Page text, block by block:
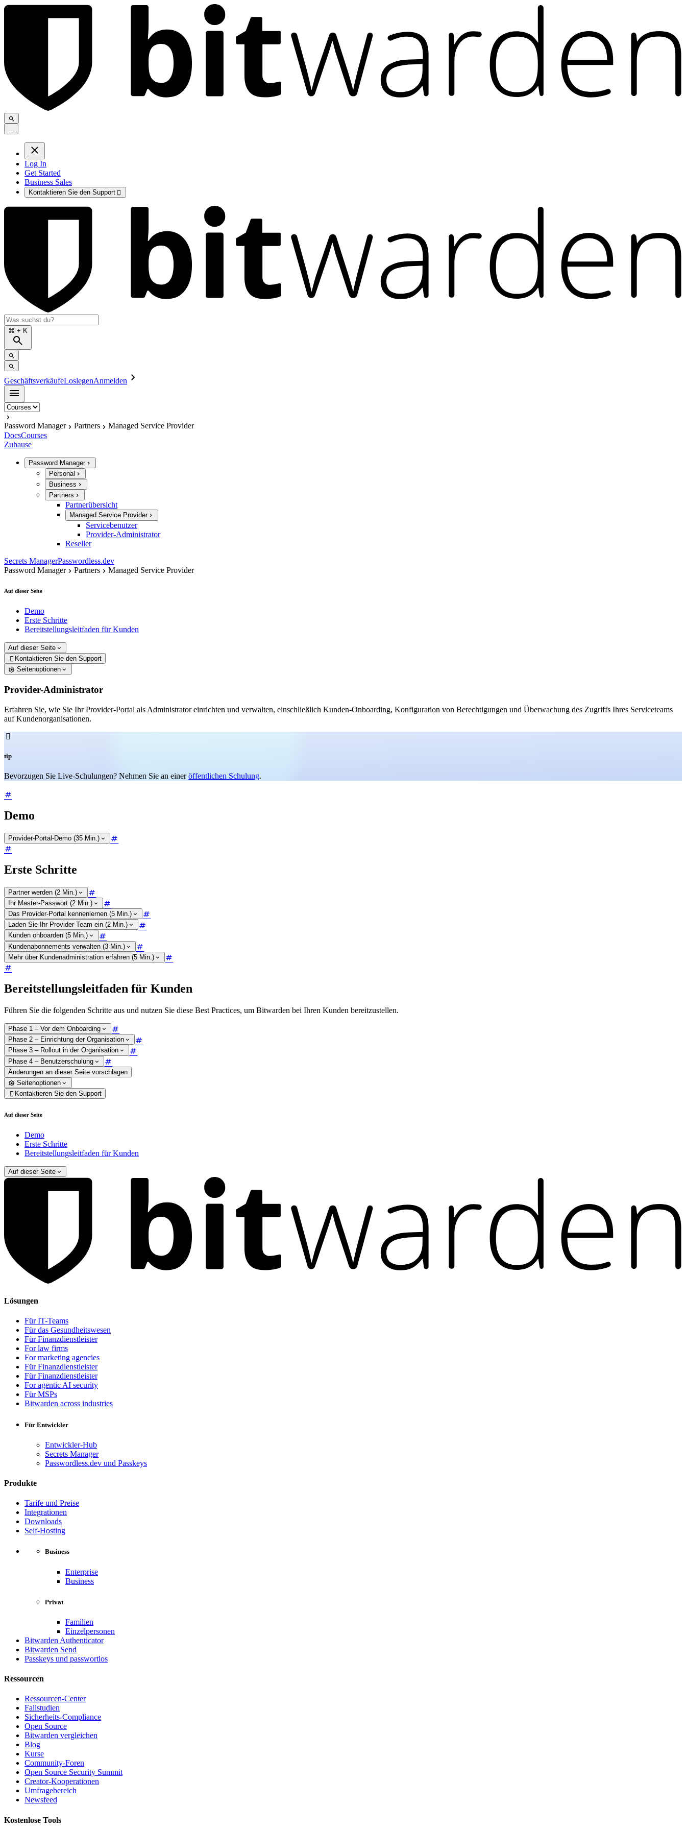
Log In
Get Started
Business Sales
Kontaktieren Sie den Support 
⌘ + K
GeschäftsverkäufeLoslegenAnmelden
Password Manager Partners
Managed Service Provider
DocsCourses
Zuhause
Password Manager
Personal
Business
Partners
Partnerübersicht
Managed Service Provider
Servicebenutzer
Provider-Administrator
Reseller
Secrets ManagerPasswordless.dev
Password Manager
Partners Managed Service Provider
Auf dieser Seite
Demo
Erste Schritte
Bereitstellungsleitfaden für Kunden
Auf dieser Seite
 Kontaktieren Sie den Support
Seitenoptionen
Provider-Administrator
Erfahren Sie, wie Sie Ihr Provider-Portal als Administrator einrichten und verwalten, einschließlich Kunden-Onboarding, Konfiguration von Berechtigungen und Überwachung des Zugriffs Ihres Serviceteams
auf Kundenorganisationen.

tip
Bevorzugen Sie Live-Schulungen? Nehmen Sie an eineröffentlichen Schulung.
Demo
Provider-Portal-Demo (35 Min.)
Erste Schritte
Partner werden (2 Min.)
Ihr Master-Passwort (2 Min.)
Das Provider-Portal kennenlernen (5 Min.)
Laden Sie Ihr Provider-Team ein (2 Min.)
Kunden onboarden (5 Min.)
Kundenabonnements verwalten (3 Min.)
Mehr über Kundenadministration erfahren (5 Min.)
Bereitstellungsleitfaden für Kunden
Führen Sie die folgenden Schritte aus und nutzen Sie diese Best Practices, um Bitwarden bei Ihren Kunden bereitzustellen.
Phase 1 – Vor dem Onboarding
Phase 2 – Einrichtung der Organisation
Phase 3 – Rollout in der Organisation
Phase 4 – Benutzerschulung
Änderungen an dieser Seite vorschlagen
Seitenoptionen
 Kontaktieren Sie den Support
Auf dieser Seite
Demo
Erste Schritte
Bereitstellungsleitfaden für Kunden
Auf dieser Seite
Lösungen
Für IT-Teams
Für das Gesundheitswesen
Für Finanzdienstleister
For law firms
For marketing agencies
Für Finanzdienstleister
Für Finanzdienstleister
For agentic AI security
Für MSPs
Bitwarden across industries
Für Entwickler
Entwickler-Hub
Secrets Manager
Passwordless.dev und Passkeys
Produkte
Tarife und Preise
Integrationen
Downloads
Self-Hosting
Business
Enterprise
Business
Privat
Familien
Einzelpersonen
Bitwarden Authenticator
Bitwarden Send
Passkeys und passwortlos
Ressourcen
Ressourcen-Center
Fallstudien
Sicherheits-Compliance
Open Source
Bitwarden vergleichen
Blog
Kurse
Community-Foren
Open Source Security Summit
Creator-Kooperationen
Umfragebereich
Newsfeed
Kostenlose Tools